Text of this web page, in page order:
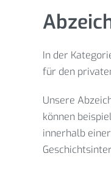
In der
für den
Unsere
können
innerhalb